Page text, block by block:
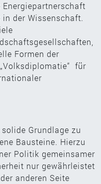
der Wissenschaft.
Formen der
für
Grundlage zu
Bausteine. Hierzu
Politik gemeinsamer
nur gewährleistet
anderen Seite